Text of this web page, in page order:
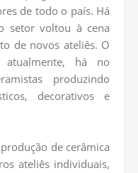
de todo o país. Há
setor voltou à cena
de novos ateliês. O
há no
produzindo
decorativos e
de cerâmica
ateliês individuais,